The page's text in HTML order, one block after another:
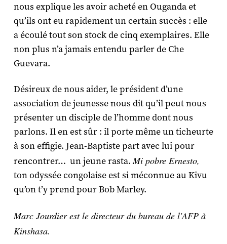
nous explique les avoir acheté en Ouganda et
qu’ils ont eu rapidement un certain succès : elle
a écoulé tout son stock de cinq exemplaires. Elle
non plus n’a jamais entendu parler de Che
Guevara.
Désireux de nous aider, le président d’une
association de jeunesse nous dit qu’il peut nous
présenter un disciple de l’homme dont nous
parlons. Il en est sûr : il porte même un ticheurte
à son effigie. Jean-Baptiste part avec lui pour
rencontrer… un jeune rasta.Mi pobre Ernesto,
ton odyssée congolaise est si méconnue au Kivu
qu’on t’y prend pour Bob Marley.
Marc Jourdier est le directeur du bureau de l'AFP à
Kinshasa.